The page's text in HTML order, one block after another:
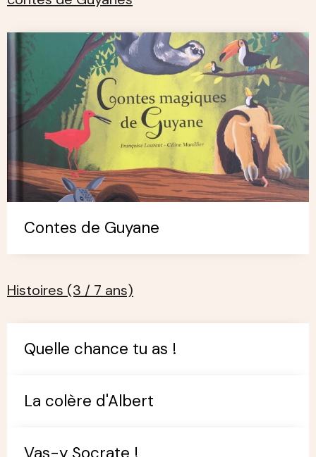
Contes de Guyane
Histoires (3 / 7 ans)
Quelle chance tu as !
La colère d'Albert